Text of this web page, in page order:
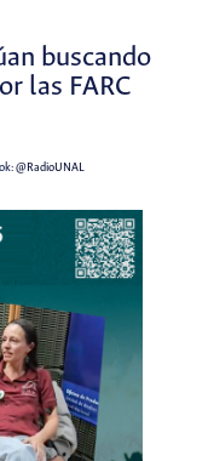
buscando
las FARC
@RadioUNAL